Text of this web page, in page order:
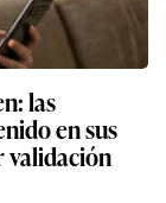
las
en sus
validación